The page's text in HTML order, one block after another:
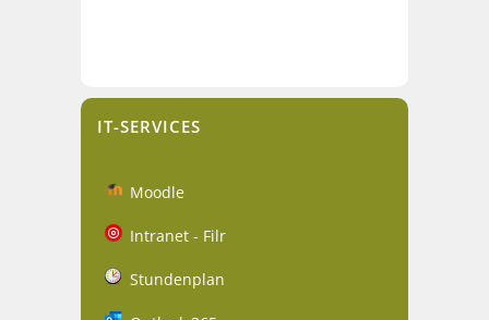
IT-SERVICES
Moodle
Intranet - Filr
Stundenplan